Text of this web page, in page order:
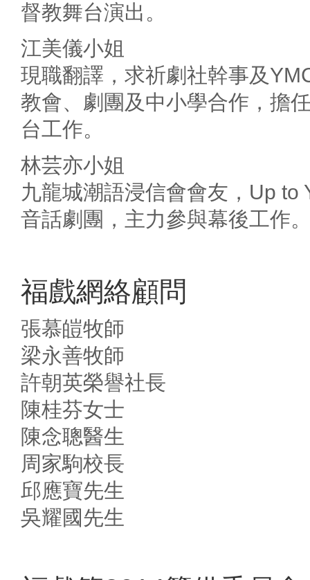
督教舞台演出。
江美儀小姐
現職翻譯，求祈劇社幹事及
教會、劇團及中小學合作，擔
台工作。
林芸亦小姐
九龍城潮語浸信會會友，Up to
音話劇團，主力參與幕後工作
福戲網絡顧問
張慕皚牧師
梁永善牧師
許朝英榮譽社長
陳桂芬女士
陳念聰醫生
周家駒校長
邱應寶先生
吳耀國先生